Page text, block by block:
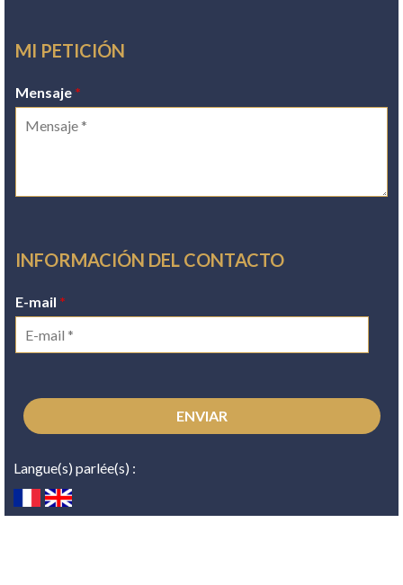
MI PETICIÓN
Mensaje *
INFORMACIÓN DEL CONTACTO
E-mail *
Langue(s) parlée(s) :